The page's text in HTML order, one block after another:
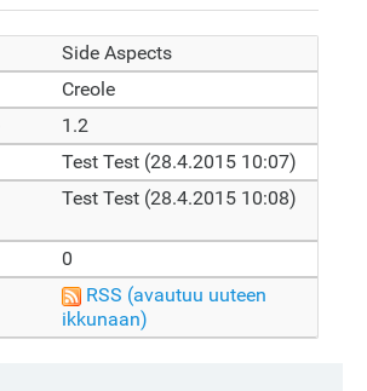
Side Aspects
Creole
1.2
Test Test (28.4.2015 10:07)
Test Test (28.4.2015 10:08)
0
RSS (avautuu uuteen
ikkunaan)